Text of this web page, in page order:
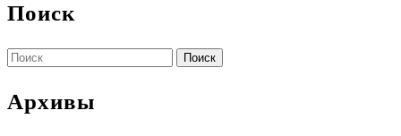
Поиск
Найти:
Архивы